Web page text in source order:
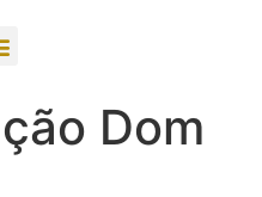
Dom